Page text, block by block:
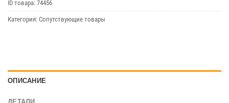
ID товара: 74456
Категория: Сопутствующие товары
ОПИСАНИЕ
ДЕТАЛИ